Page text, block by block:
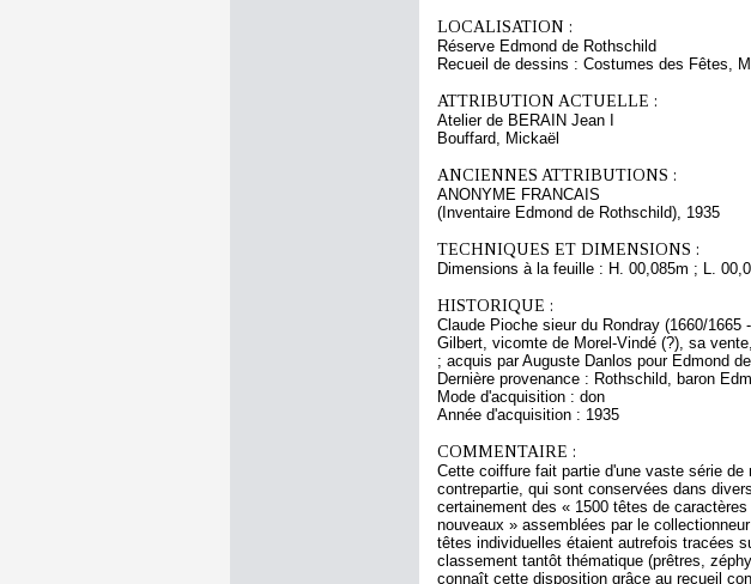
LOCALISATION :
Réserve Edmond de Rothschild
Recueil de dessins : Costumes des Fêtes,
ATTRIBUTION ACTUELLE :
Atelier de BERAIN Jean I
Bouffard, Mickaël
ANCIENNES ATTRIBUTIONS :
ANONYME FRANCAIS
(Inventaire Edmond de Rothschild), 1935
TECHNIQUES ET DIMENSIONS :
Dimensions à la feuille : H. 00,085m ; L.
HISTORIQUE :
Claude Pioche sieur du Rondray (1660/
Gilbert, vicomte de Morel-Vindé (?), sa
; acquis par Auguste Danlos pour Edmond
Dernière provenance : Rothschild, baron
Mode d'acquisition : don
Année d'acquisition : 1935
COMMENTAIRE :
Cette coiffure fait partie d'une vaste série
contrepartie, qui sont conservées dans
certainement des « 1500 têtes de
nouveaux » assemblées par le
têtes individuelles étaient autrefois tracées
classement tantôt thématique (prêtres,
connaît cette disposition grâce au recueil